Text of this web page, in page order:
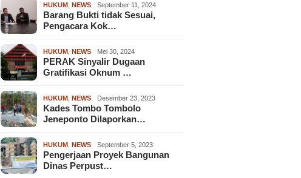
HUKUM ,NEWS September 11, 2024
Barang Bukti tidak Sesuai,
Pengacara Kok…
HUKUM ,NEWS Mei 30, 2024
PERAK Sinyalir Dugaan
Gratifikasi Oknum …
HUKUM ,NEWS Desember 23, 2023
Kades Tombo Tombolo
Jeneponto Dilaporkan…
HUKUM ,NEWS September 5, 2023
Pengerjaan Proyek Bangunan
Dinas Perpust…